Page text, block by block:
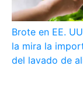
Brote en EE.
la mira la
del lavado de